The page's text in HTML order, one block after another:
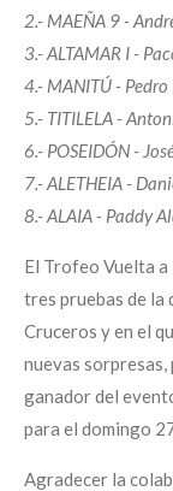
2.- MAEÑA 9 -
3.- ALTAMAR I -
4.- MANITÚ - Pedro
5.- TITILELA -
6.- POSEIDÓN -
7.- ALETHEIA -
8.- ALAIA - Paddy
El Trofeo Vuelta a
tres pruebas de la
Cruceros y en el
nuevas
ganador del
para el domingo
Agradecer la